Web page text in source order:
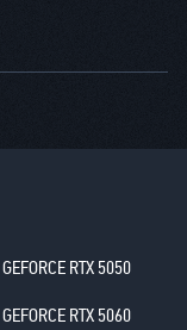
RTX 5050
RTX 5060